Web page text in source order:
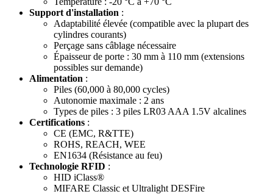
Support d'installation :
Adaptabilité élevée (compatible avec la plupart des
cylindres courants)
Perçage sans câblage nécessaire
Épaisseur de porte : 30 mm à 110 mm (extensions
possibles sur demande)
Alimentation :
Piles (60,000 à 80,000 cycles)
Autonomie maximale : 2 ans
Types de piles : 3 piles LR03 AAA 1.5V alcalines
Certifications :
CE (EMC, R&TTE)
ROHS, REACH, WEE
EN1634 (Résistance au feu)
Technologie RFID :
HID iClass®
MIFARE Classic et Ultralight DESFire